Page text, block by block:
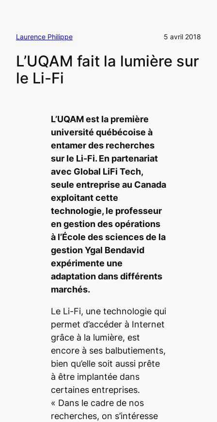
Laurence Philippe 5 avril 2018
L’UQAM fait la lumière sur
le Li-Fi
L’UQAM est la première
université québécoise à
entamer des recherches
sur le Li-Fi. En partenariat
avec Global LiFi Tech,
seule entreprise au Canada
exploitant cette
technologie, le professeur
en gestion des opérations
à l’École des sciences de la
gestion Ygal Bendavid
expérimente une
adaptation dans différents
marchés.
Le Li-Fi, une technologie qui
permet d’accéder à Internet
grâce à la lumière, est
encore à ses balbutiements,
bien qu’elle soit aussi prête
à être implantée dans
certaines entreprises.
« Dans le cadre de nos
recherches, on s’intéresse